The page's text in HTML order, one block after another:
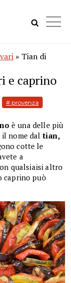
» Tian di
e caprino
# provenza
è una delle più
nome dal tian,
cotte le
a
qualsiaisi altro
caprino può